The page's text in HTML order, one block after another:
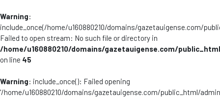
Warning:
include_once(/home/u160880210/domains/gazetauigense.com/
Failed to open stream: No such file or directory in
/home/u160880210/domains/gazetauigense.com/
on line 45
Warning: include_once(): Failed opening
'/home/u160880210/domains/gazetauigense.com/public_html/